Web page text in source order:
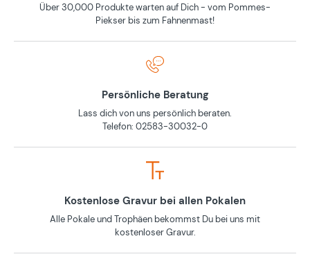
Über 30,000 Produkte warten auf Dich - vom Pommes-
Piekser bis zum Fahnenmast!
Persönliche Beratung
Lass dich von uns persönlich beraten.
Telefon: 02583-30032-0
Kostenlose Gravur bei allen Pokalen
Alle Pokale und Trophäen bekommst Du bei uns mit
kostenloser Gravur.